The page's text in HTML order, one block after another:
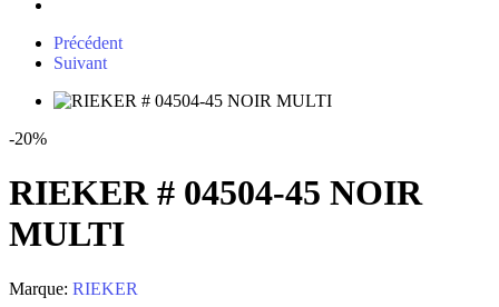
Précédent
Suivant
-20%
RIEKER # 04504-45 NOIR
MULTI
Marque: RIEKER